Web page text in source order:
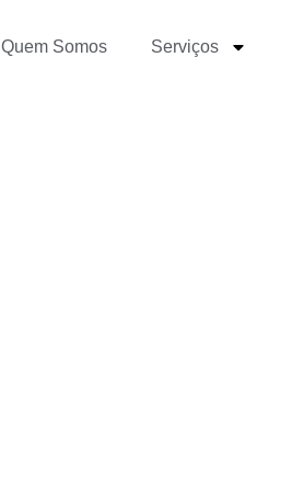
Quem Somos Serviços